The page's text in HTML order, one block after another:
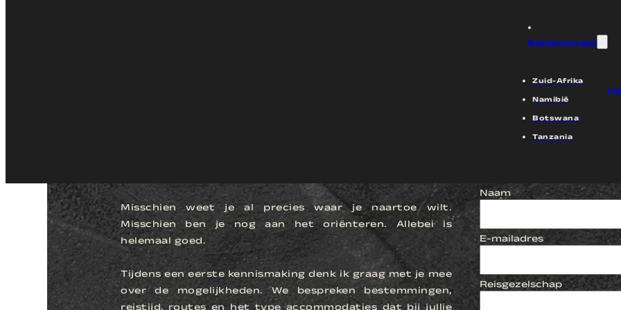
Bestemmingen
Zuid-Afrika
Namibië
Botswana
Tanzania
Misschien weet je al precies waar je naartoe wilt.
Misschien ben je nog aan het oriënteren. Allebei is
helemaal goed.
Tijdens een eerste kennismaking denk ik graag met je mee
over de mogelijkheden. We bespreken bestemmingen,
Naam
E-mailadres
Reisgezelschap